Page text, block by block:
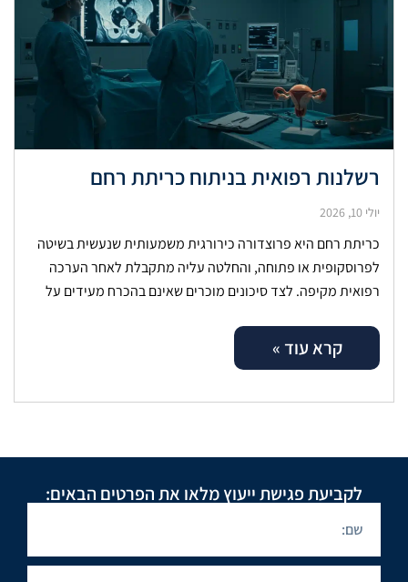
רשלנות רפואית בניתוח כריתת רחם
יולי 10, 2026
כריתת רחם היא פרוצדורה כירורגית משמעותית שנעשית בשיטה
לפרוסקופית או פתוחה, והחלטה עליה מתקבלת לאחר הערכה
רפואית מקיפה. לצד סיכונים מוכרים שאינם בהכרח מעידים על
קרא עוד »
לקביעת פגישת ייעוץ מלאו את הפרטים הבאים: